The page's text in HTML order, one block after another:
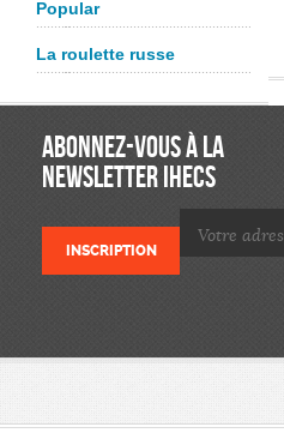
Popular
La roulette russe
ABONNEZ-VOUS À LA
NEWSLETTER IHECS